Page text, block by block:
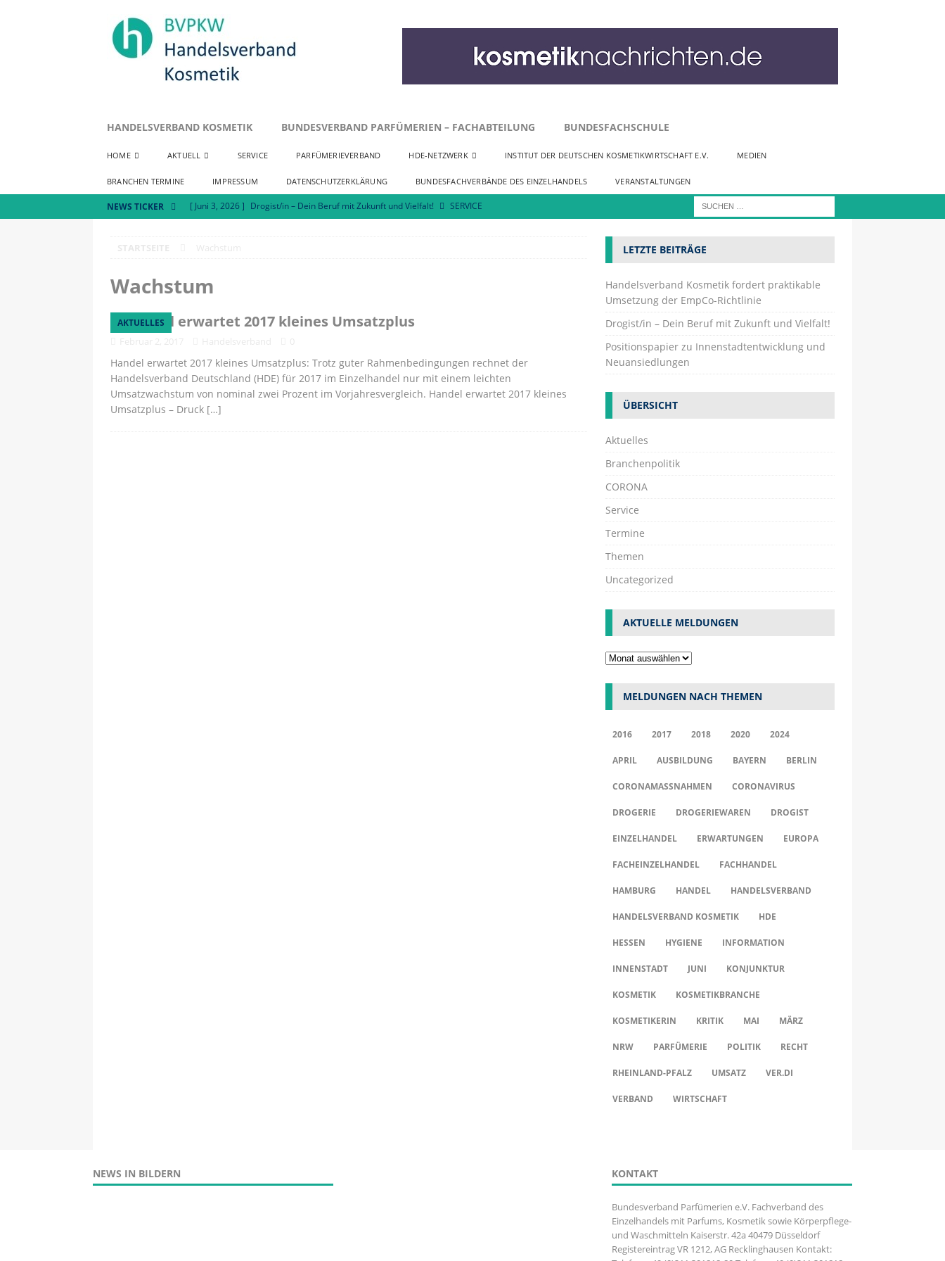
HANDELSVERBAND KOSMETIK BUNDESVERBAND PARFÜMERIEN – FACHABTEILUNG BUNDESFACHSCHULE
HOME AKTUELL SERVICE PARFÜMERIEVERBAND HDE-NETZWERK INSTITUT DER DEUTSCHEN KOSMETIKWIRTSCHAFT E.V. MEDIEN
BRANCHEN TERMINE IMPRESSUM DATENSCHUTZERKLÄRUNG BUNDESFACHVERBÄNDE DES EINZELHANDELS VERANSTALTUNGEN
NEWS TICKER [ Juni 3, 2026 ] Drogist/in – Dein Beruf mit Zukunft und Vielfalt!
SERVICE
Wachstum
AKTUELLES
Handel erwartet 2017 kleines Umsatzplus
Handel erwartet 2017 kleines Umsatzplus: Trotz guter Rahmenbedingungen rechnet der
Handelsverband Deutschland (HDE) für 2017 im Einzelhandel nur mit einem leichten
Umsatzwachstum von nominal zwei Prozent im Vorjahresvergleich. Handel erwartet 2017 kleines
Umsatzplus – Druck […]
LETZTE BEITRÄGE
Handelsverband Kosmetik fordert praktikable
Umsetzung der EmpCo-Richtlinie
Drogist/in – Dein Beruf mit Zukunft und Vielfalt!
Positionspapier zu Innenstadtentwicklung und
Neuansiedlungen
ÜBERSICHT
Aktuelles
Branchenpolitik
CORONA
Service
Termine
Themen
Uncategorized
AKTUELLE MELDUNGEN
MELDUNGEN NACH THEMEN
2016 2017 2018 2020 2024
APRIL AUSBILDUNG BAYERN BERLIN
CORONAMASSNAHMEN CORONAVIRUS
DROGERIE DROGERIEWAREN DROGIST
EINZELHANDEL ERWARTUNGEN EUROPA
FACHEINZELHANDEL FACHHANDEL
HAMBURG HANDEL HANDELSVERBAND
HANDELSVERBAND KOSMETIK HDE
HESSEN HYGIENE INFORMATION
INNENSTADT JUNI KONJUNKTUR
KOSMETIK KOSMETIKBRANCHE
KOSMETIKERIN KRITIK MAI MÄRZ
NRW PARFÜMERIE POLITIK RECHT
RHEINLAND-PFALZ UMSATZ VER.DI
VERBAND WIRTSCHAFT
NEWS IN BILDERN KONTAKT
Bundesverband Parfümerien e.V. Fachverband des
Einzelhandels mit Parfums, Kosmetik sowie Körperpflege-
und Waschmitteln Kaiserstr. 42a 40479 Düsseldorf
Registereintrag VR 1212, AG Recklinghausen Kontakt: